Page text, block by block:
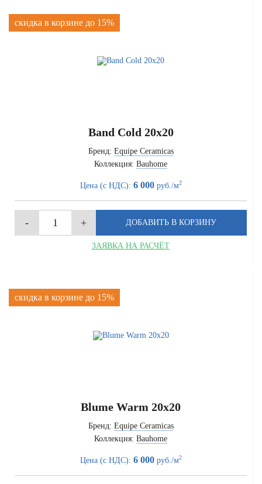
скидка в корзине до 15%
Band Cold 20x20
Бренд: Equipe Ceramicas
Коллекция: Bauhome
Цена (с НДС): 6 000руб./м2
ЗАЯВКА НА РАСЧЁТ
скидка в корзине до 15%
Blume Warm 20x20
Бренд: Equipe Ceramicas
Коллекция: Bauhome
Цена (с НДС): 6 000руб./м2